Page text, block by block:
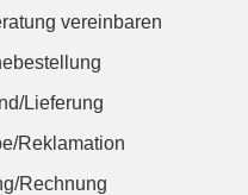
vereinbaren
Lieferung
Reklamation
Rechnung